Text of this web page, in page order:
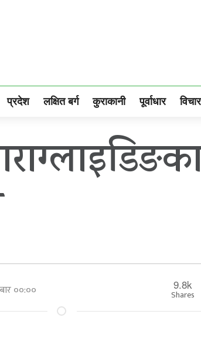
प्रदेश लक्षित बर्ग कुराकानी पूर्वाधार विचार
००:०० 9.8k
Shares